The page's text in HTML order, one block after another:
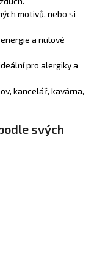
motivů, nebo si
a nulové
pro alergiky a
kancelář, kavárna,
svých